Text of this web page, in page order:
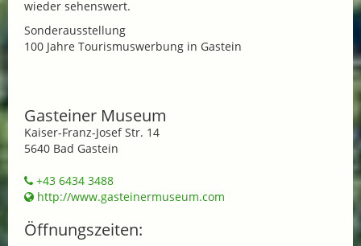
wieder sehenswert.
Sonderausstellung
100 Jahre Tourismuswerbung in Gastein
Gasteiner Museum
Kaiser-Franz-Josef Str. 14
5640 Bad Gastein
+43 6434 3488
http://www.gasteinermuseum.com
Öffnungszeiten: